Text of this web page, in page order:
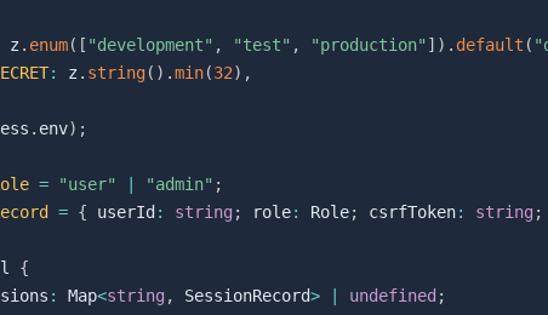
z . enum( [ "development" , "test" , "production" ] ) . default (
: z . string( ) .min(32) ,
. env) ;
= "user" | "admin" ;
= { userId: string ; role: Role; csrfToken: string ;
{
: Map<string , SessionRecord> | undefined ;